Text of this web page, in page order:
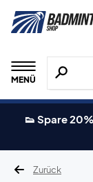
MENÜ
Suche
👟 Spare
Zurück